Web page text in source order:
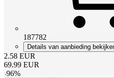
187782
Details van aanbieding
2.58 EUR
69.99 EUR
-96%